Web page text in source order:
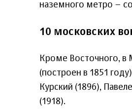
наземного метро –
10 московских
Кроме Восточного, в
(построен в 1851
Курский (1896),
(1918).